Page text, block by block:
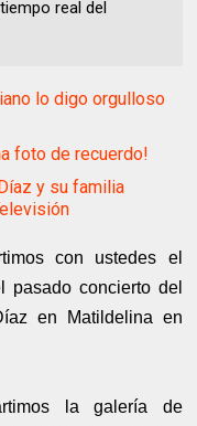
real del
lo digo orgulloso
foto de recuerdo!
y su familia
con ustedes el
pasado concierto del
en Matildelina en
la galería de